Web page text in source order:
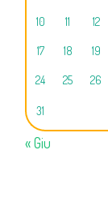
10 11 12
17 18 19
24 25 26
31
« Giu